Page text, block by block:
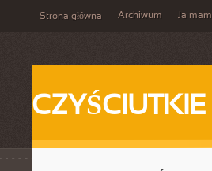
Strona główna Archiwum Ja mam
CZYŚCIUTKIE